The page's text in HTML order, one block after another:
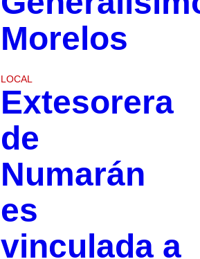
Morelos
LOCAL
Extesorera
de
Numarán
es
vinculada a